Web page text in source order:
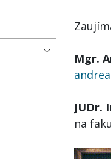
Mgr.
JUDr.
na